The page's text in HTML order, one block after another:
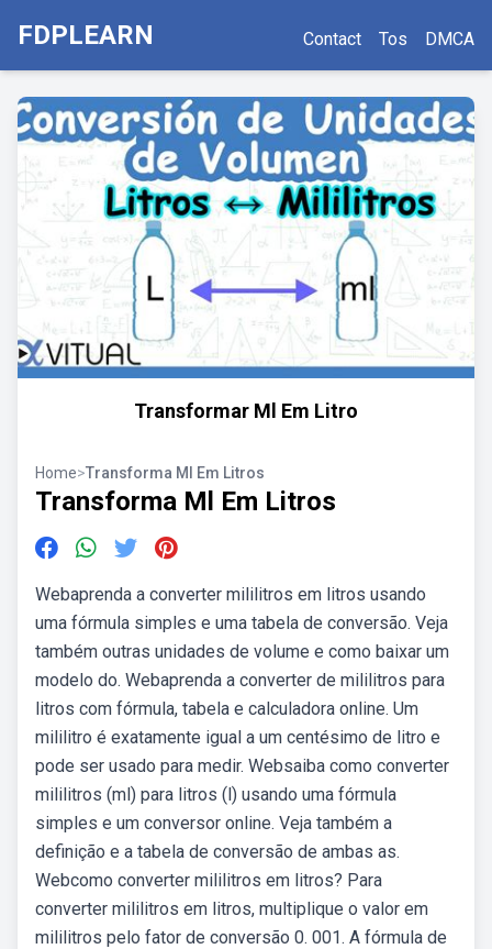
FDPLEARN Contact Tos DMCA
Transformar Ml Em Litro
Home>Transforma Ml Em Litros
Transforma Ml Em Litros
Webaprenda a converter mililitros em litros usando
uma fórmula simples e uma tabela de conversão. Veja
também outras unidades de volume e como baixar um
modelo do. Webaprenda a converter de mililitros para
litros com fórmula, tabela e calculadora online. Um
mililitro é exatamente igual a um centésimo de litro e
pode ser usado para medir. Websaiba como converter
mililitros (ml) para litros (l) usando uma fórmula
simples e um conversor online. Veja também a
definição e a tabela de conversão de ambas as.
Webcomo converter mililitros em litros? Para
converter mililitros em litros, multiplique o valor em
mililitros pelo fator de conversão 0. 001. A fórmula de